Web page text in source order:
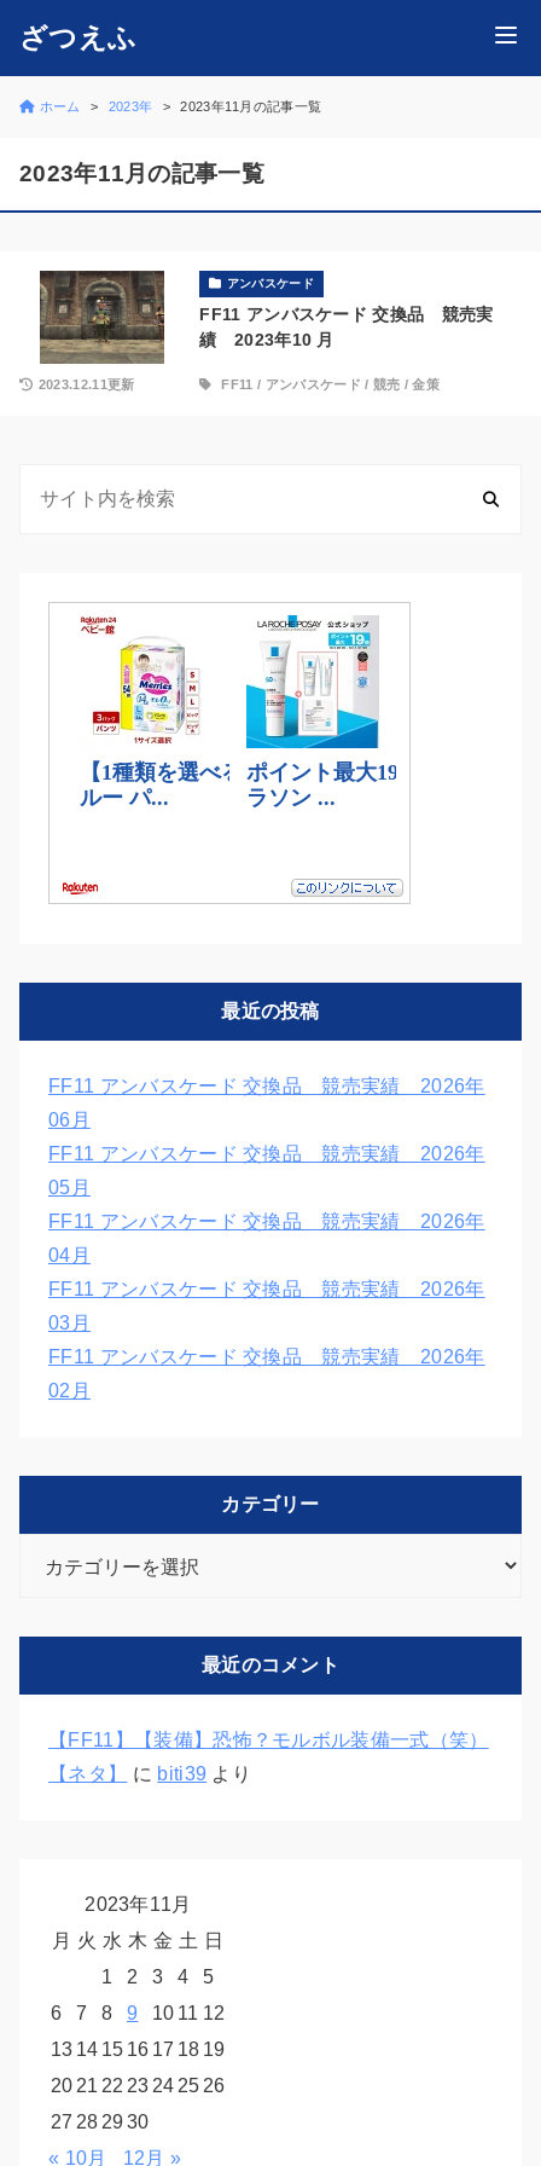
ざつえふ
ホーム 2023年 2023年11月の記事一覧
2023年11月の記事一覧
アンバスケード
FF11 アンバスケード 交換品 競売実
績 2023年10 月
2023.12.11更新 FF11 / アンバスケード / 競売 /金策
最近の投稿
FF11 アンバスケード 交換品 競売実績 2026年
06月
FF11 アンバスケード 交換品 競売実績 2026年
05月
FF11 アンバスケード 交換品 競売実績 2026年
04月
FF11 アンバスケード 交換品 競売実績 2026年
03月
FF11 アンバスケード 交換品 競売実績 2026年
02月
カテゴリー
最近のコメント
【FF11】【装備】恐怖？モルボル装備一式（笑）
【ネタ】
に biti39 より
2023年11月
月 火 水 木 金 土 日
1
2 3 4
5
6
7 8 9 10 11 12
13 14 15 16 17 18 19
20 21 22 23 24 25 26
27 28 2930
« 10月
12月 »